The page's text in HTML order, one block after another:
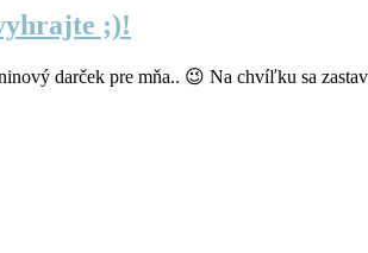
;)!
darček pre mňa.. 😉 Na chvíľku sa